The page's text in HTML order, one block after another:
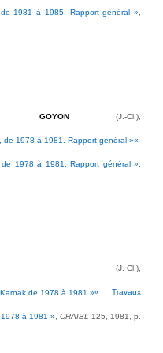
1981 à 1985. Rapport général »
GOYON(J.-Cl.),
«
1978 à 1981. Rapport général »,
Cl.),
« Travaux
à 1981 » CRAIBL 125, 1981, p.